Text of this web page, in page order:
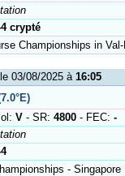
crypté
Championships in
03/08/2025 à 16:05
V- SR: 4800- FEC: -
- Singapore